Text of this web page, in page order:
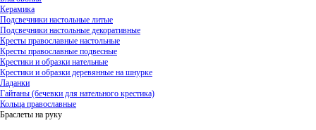
Керамика
Подсвечники настольные литые
Подсвечники настольные декоративные
Кресты православные настольные
Кресты православные подвесные
Крестики и образки нательные
Крестики и образки деревянные на шнурке
Ладанки
Гайтаны (бечевки для нательного крестика)
Кольца православные
Браслеты на руку